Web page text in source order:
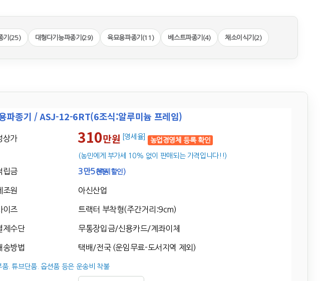
기(25) 대형다기능파종기(29) 육묘용파종기(11) 베스트파종기(4) 채소이식기(2)
파종기 / ASJ-12-6RT(6조식:알루미늄 프레임)
상가 310만원 [영세율] 농업경영체 등록 확인
(농민에게 부가세 10% 없이 판매되는 가격입니다!!)
립금 3만5천원
(즉시할인)
조원 아신산업
이즈 트랙터 부착형(주간거리:9cm)
제수단 무통장입금/신용카드/계좌이체
송방법 택배/전국 (운임무료-도서지역 제외)
품. 튜브단품. 옵션품 등은 운송비 착불